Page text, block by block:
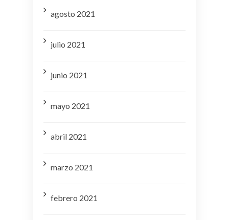
agosto 2021
julio 2021
junio 2021
mayo 2021
abril 2021
marzo 2021
febrero 2021